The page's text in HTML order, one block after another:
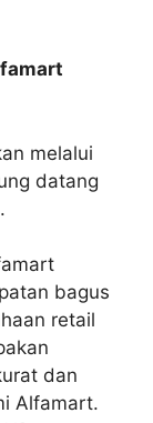
melalui
datang
bagus
retail
dan
Alfamart.